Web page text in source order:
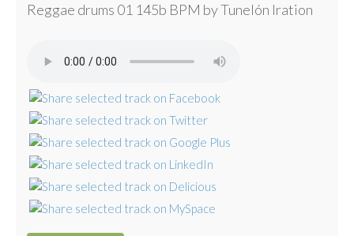
Reggae drums 01 145b BPM by Tunelón Iration